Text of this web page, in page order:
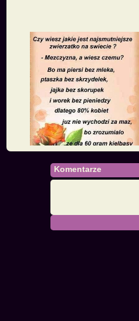
Komentarze